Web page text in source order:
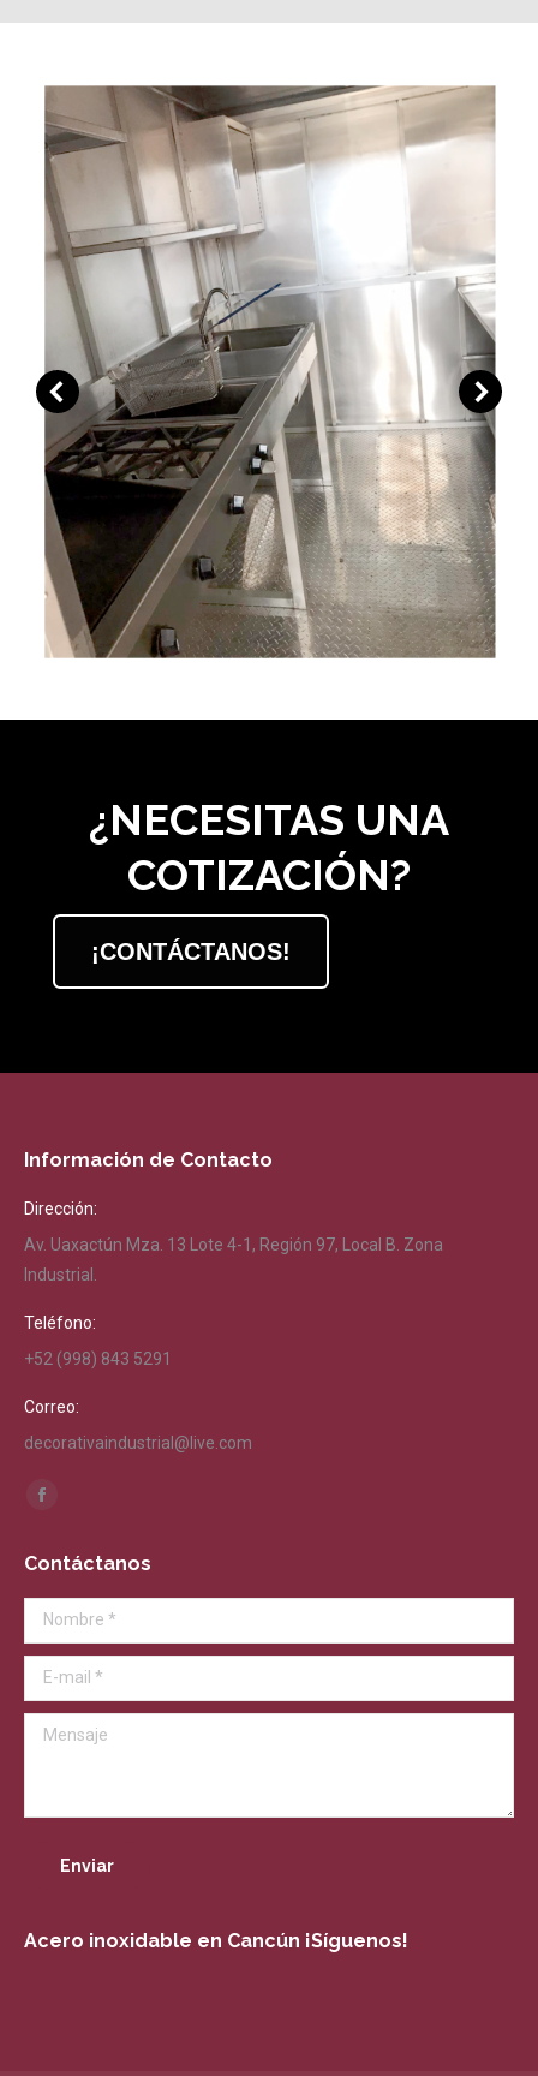
¿NECESITAS UNA
COTIZACIÓN?
¡CONTÁCTANOS!
Información de Contacto
Dirección:
Av. Uaxactún Mza. 13 Lote 4-1, Región 97, Local B. Zona
Industrial.
Teléfono:
+52 (998) 843 5291
Correo:
decorativaindustrial@live.com
Encuéntranos en:
Facebook
opens
in
Contáctanos
Nombre *
E-mail *
Mensaje
Enviar
Acero inoxidable en Cancún ¡Síguenos!